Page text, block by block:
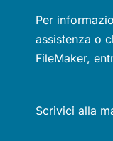
Per
assistenza o
FileMaker,
Scrivici alla